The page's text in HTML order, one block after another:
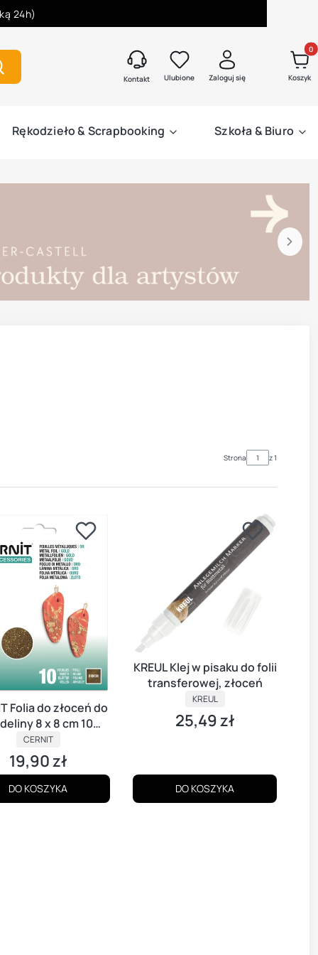
24h)
Kontakt Ulubione Zaloguj się Koszyk
Rękodzieło & Scrapbooking Szkoła & Biuro
Strona z 1
Folia do złoceń do
8 x 8 cm 10
arkuszy ZŁOTA
PRODUCENT
CERNIT
Cena
19,90 zł
DO KOSZYKA
KREUL Klej w pisaku do folii
transferowej, złoceń
PRODUCENT
KREUL
Cena
25,49 zł
DO KOSZYKA